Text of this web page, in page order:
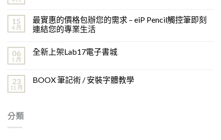
15
4 月
最實惠的價格包辦您的需求 – eiP Pencil觸控筆即刻
連結您的專業生活
06
1 月
全新上架Lab17電子書城
23
11 月
BOOX 筆記術 / 安裝字體教學
分類